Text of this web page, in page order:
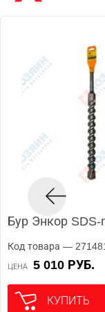
Бур Энкор
Код товара —
ЦЕНА 5 010 РУБ.
КУПИТЬ